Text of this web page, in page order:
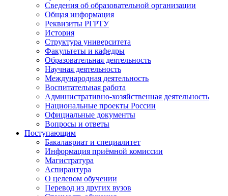
Сведения об образовательной организации
Общая информация
Реквизиты РГРТУ
История
Структура университета
Факультеты и кафедры
Образовательная деятельность
Научная деятельность
Международная деятельность
Воспитательная работа
Административно-хозяйственная деятельность
Национальные проекты России
Официальные документы
Вопросы и ответы
Поступающим
Бакалавриат и специалитет
Информация приёмной комиссии
Магистратура
Аспирантура
О целевом обучении
Перевод из других вузов